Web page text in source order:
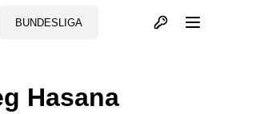
BUNDESLIGA Otvori profil
Hasana